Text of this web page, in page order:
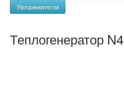
Увлажнители
Теплогенератор N4